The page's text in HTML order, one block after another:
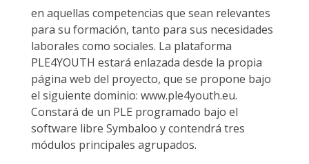
en aquellas competencias que sean relevantes
para su formación, tanto para sus necesidades
laborales como sociales. La plataforma
PLE4YOUTH estará enlazada desde la propia
página web del proyecto, que se propone bajo
el siguiente dominio: www.ple4youth.eu.
Constará de un PLE programado bajo el
software libre Symbaloo y contendrá tres
módulos principales agrupados.